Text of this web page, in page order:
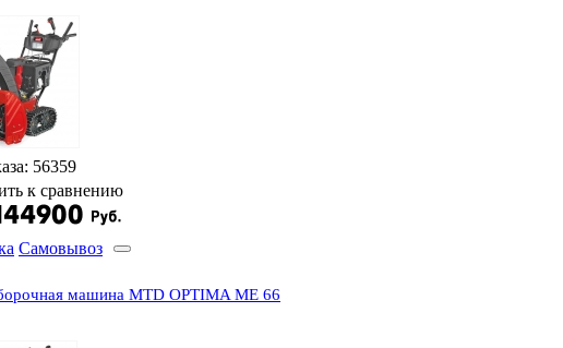
56359
к сравнению
Самовывоз
машина MTD OPTIMA ME 66